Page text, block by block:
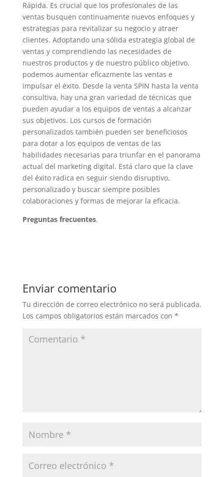
Rápida. Es crucial que los profesionales de las
ventas busquen continuamente nuevos enfoques y
estrategias para revitalizar su negocio y atraer
clientes. Adoptando una sólida estrategia global de
ventas y comprendiendo las necesidades de
nuestros productos y de nuestro público objetivo,
podemos aumentar eficazmente las ventas e
impulsar el éxito. Desde la venta SPIN hasta la venta
consultiva, hay una gran variedad de técnicas que
pueden ayudar a los equipos de ventas a alcanzar
sus objetivos. Los cursos de formación
personalizados también pueden ser beneficiosos
para dotar a los equipos de ventas de las
habilidades necesarias para triunfar en el panorama
actual del marketing digital. Está claro que la clave
del éxito radica en seguir siendo disruptivo,
personalizado y buscar siempre posibles
colaboraciones y formas de mejorar la eficacia.
Preguntas frecuentes.
Enviar comentario
Tu dirección de correo electrónico no será publicada.
Los campos obligatorios están marcados con *